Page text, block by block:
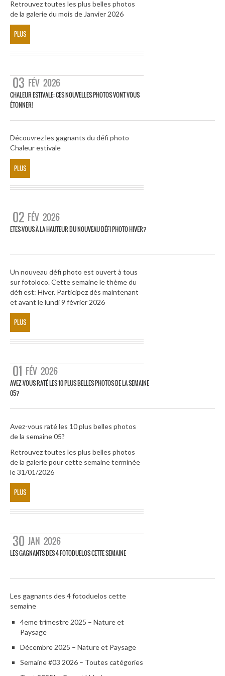
Retrouvez toutes les plus belles photos
de la galerie du mois de Janvier 2026
PLUS
03 FÉV 2026
CHALEUR ESTIVALE: CES NOUVELLES PHOTOS VONT VOUS
ÉTONNER!
Découvrez les gagnants du défi photo
Chaleur estivale
PLUS
02 FÉV 2026
ETES-VOUS À LA HAUTEUR DU NOUVEAU DÉFI PHOTO HIVER?
Un nouveau défi photo est ouvert à tous
sur fotoloco. Cette semaine le thème du
défi est: Hiver. Participez dès maintenant
et avant le lundi 9 février 2026
PLUS
01 FÉV 2026
AVEZ-VOUS RATÉ LES 10 PLUS BELLES PHOTOS DE LA SEMAINE
05?
Avez-vous raté les 10 plus belles photos
de la semaine 05?
Retrouvez toutes les plus belles photos
de la galerie pour cette semaine terminée
le 31/01/2026
PLUS
30 JAN 2026
LES GAGNANTS DES 4 FOTODUELOS CETTE SEMAINE
Les gagnants des 4 fotoduelos cette
semaine
4eme trimestre 2025 – Nature et
Paysage
Décembre 2025 – Nature et Paysage
Semaine #03 2026 – Toutes catégories